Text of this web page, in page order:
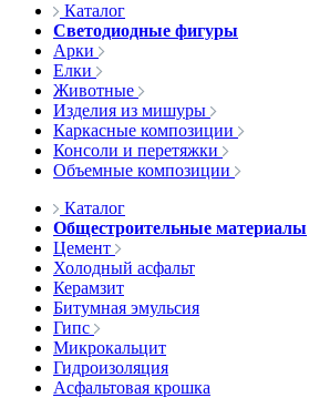
Каталог
Светодиодные фигуры
Арки
Елки
Животные
Изделия из мишуры
Каркасные композиции
Консоли и перетяжки
Объемные композиции
Каталог
Общестроительные материалы
Цемент
Холодный асфальт
Керамзит
Битумная эмульсия
Гипс
Микрокальцит
Гидроизоляция
Асфальтовая крошка